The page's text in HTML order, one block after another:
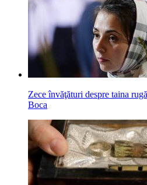
Zece învăţături despre taina
Boca